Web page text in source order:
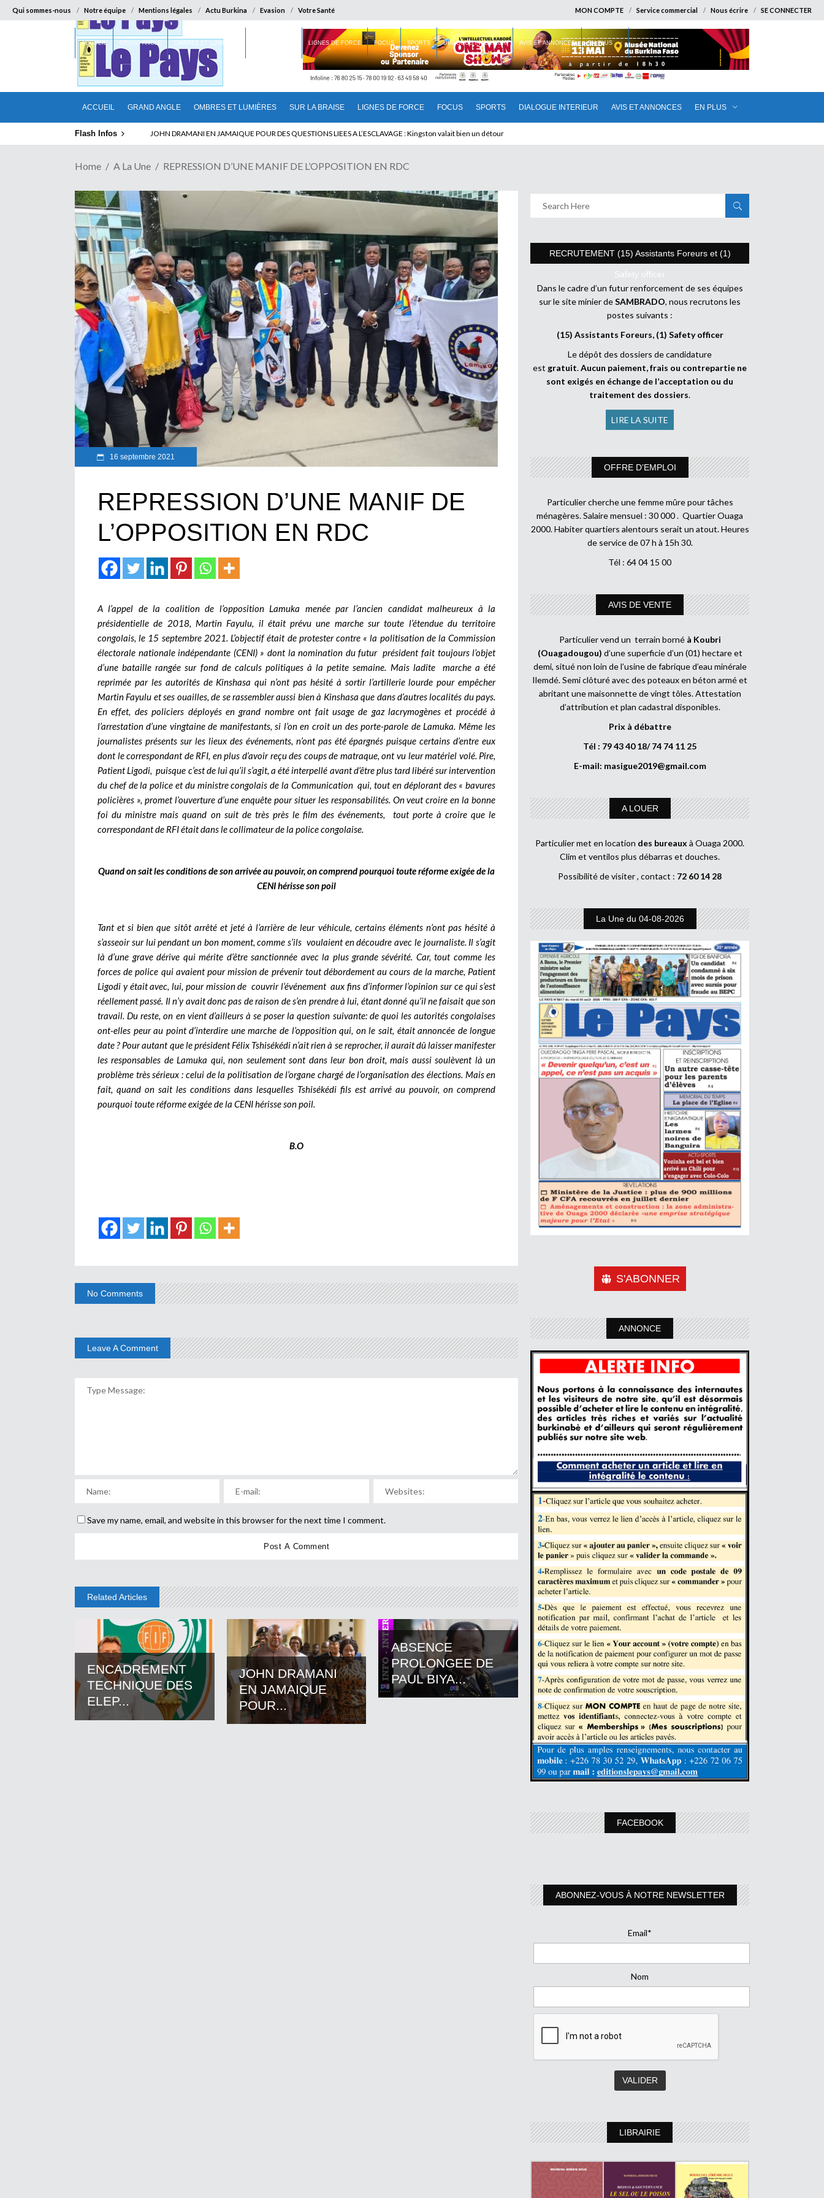
Qui sommes-nous Notre équipe Mentions légales Actu Burkina Evasion Votre Santé MON COMPTE Service commercial Nous écrire SE CONNECTER
ACCUEIL GRAND ANGLE OMBRES ET LUMIÈRES SUR LA BRAISE LIGNES DE FORCE FOCUS SPORTS DIALOGUE INTERIEUR AVIS ET ANNONCES EN PLUS
ACCUEIL GRAND ANGLE OMBRES ET LUMIÈRES LIGNES DE FORCE FOCUS SPORTS DIALOGUE INTERIEUR AVIS ET ANNONCES EN PLUS
Flash Infos ABSENCE PROLONGEE DE PAUL BIYA DU CAMEROUN : Qui pilote le Cameroun ?
Home A La Une REPRESSION D’UNE MANIF DE L’OPPOSITION EN RDC
16 septembre 2021
REPRESSION D’UNE MANIF DE
L’OPPOSITION EN RDC
A l’appel de la coalition de l’opposition Lamuka menée par l’ancien candidat malheureux à la
présidentielle de 2018, Martin Fayulu, il était prévu une marche sur toute l’étendue du territoire
congolais, le 15 septembre 2021. L’objectif était de protester contre « la politisation de la Commission
électorale nationale indépendante (CENI) » dont la nomination du futur président fait toujours l’objet
d’une bataille rangée sur fond de calculs politiques à la petite semaine. Mais ladite marche a été
reprimée par les autorités de Kinshasa qui n’ont pas hésité à sortir l’artillerie lourde pour empêcher
Martin Fayulu et ses ouailles, de se rassembler aussi bien à Kinshasa que dans d’autres localités du pays.
En effet, des policiers déployés en grand nombre ont fait usage de gaz lacrymogènes et procédé à
l’arrestation d’une vingtaine de manifestants, si l’on en croit un des porte-parole de Lamuka. Même les
journalistes présents sur les lieux des événements, n’ont pas été épargnés puisque certains d’entre eux
dont le correspondant de RFI, en plus d’avoir reçu des coups de matraque, ont vu leur matériel volé. Pire,
Patient Ligodi, puisque c’est de lui qu’il s’agit, a été interpellé avant d’être plus tard libéré sur intervention
du chef de la police et du ministre congolais de la Communication qui, tout en déplorant des « bavures
policières », promet l’ouverture d’une enquête pour situer les responsabilités. On veut croire en la bonne
foi du ministre mais quand on suit de très près le film des événements, tout porte à croire que le
correspondant de RFI était dans le collimateur de la police congolaise.
Quand on sait les conditions de son arrivée au pouvoir, on comprend pourquoi toute réforme exigée de la
CENI hérisse son poil
Tant et si bien que sitôt arrêté et jeté à l’arrière de leur véhicule, certains éléments n’ont pas hésité à
s’asseoir sur lui pendant un bon moment, comme s’ils voulaient en découdre avec le journaliste. Il s’agit
là d’une grave dérive qui mérite d’être sanctionnée avec la plus grande sévérité. Car, tout comme les
forces de police qui avaient pour mission de prévenir tout débordement au cours de la marche, Patient
Ligodi y était avec, lui, pour mission de couvrir l’événement aux fins d’informer l’opinion sur ce qui s’est
réellement passé. Il n’y avait donc pas de raison de s’en prendre à lui, étant donné qu’il ne faisait que son
travail. Du reste, on en vient d’ailleurs à se poser la question suivante: de quoi les autorités congolaises
ont-elles peur au point d’interdire une marche de l’opposition qui, on le sait, était annoncée de longue
date ? Pour autant que le président Félix Tshisékédi n’ait rien à se reprocher, il aurait dû laisser manifester
les responsables de Lamuka qui, non seulement sont dans leur bon droit, mais aussi soulèvent là un
problème très sérieux : celui de la politisation de l’organe chargé de l’organisation des élections. Mais en
fait, quand on sait les conditions dans lesquelles Tshisékédi fils est arrivé au pouvoir, on comprend
pourquoi toute réforme exigée de la CENI hérisse son poil.
B.O
No Comments
Leave A Comment
Save my name, email, and website in this browser for the next time I comment.
Related Articles
ENCADREMENT
TECHNIQUE DES
ELEP...
JOHN DRAMANI
EN JAMAIQUE
POUR...
ABSENCE
PROLONGEE DE
PAUL BIYA...
RECRUTEMENT (15) Assistants Foreurs et (1)
Safety officer
Dans le cadre d’un futur renforcement de ses équipes
sur le site minier deSAMBRADO, nous recrutons les
postes suivants :
(15) Assistants Foreurs, (1) Safety officer
Le dépôt des dossiers de candidature
est gratuit.Aucun paiement, frais ou contrepartie ne
sont exigés en échange de l’acceptation ou du
traitement des dossiers.
LIRE LA SUITE
OFFRE D’EMPLOI
Particulier cherche une femme mûre pour tâches
ménagères. Salaire mensuel : 30 000 . Quartier Ouaga
2000. Habiter quartiers alentours serait un atout. Heures
de service de 07 h à 15h 30.
Tél : 64 04 15 00
AVIS DE VENTE
Particulier vend un terrain borné à Koubri
(Ouagadougou) d’une superficie d’un (01) hectare et
demi, situé non loin de l’usine de fabrique d’eau minérale
Ilemdé. Semi clôturé avec des poteaux en béton armé et
abritant une maisonnette de vingt tôles. Attestation
d’attribution et plan cadastral disponibles.
Prix à débattre
Tél : 79 43 40 18/ 74 74 11 25
E-mail: masigue2019@gmail.com
A LOUER
Particulier met en location des bureaux à Ouaga 2000.
Clim et ventilos plus débarras et douches.
Possibilité de visiter , contact : 72 60 14 28
La Une du 04-08-2026
S'ABONNER
ANNONCE
FACEBOOK
ABONNEZ-VOUS À NOTRE NEWSLETTER
Email*
Nom
LIBRAIRIE